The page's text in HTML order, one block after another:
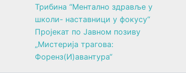
Трибина “Ментално здравље у
школи- наставници у фокусу“
Пројекат по Јавном позиву
„Мистерија трагова:
Форенз(И)авантура“